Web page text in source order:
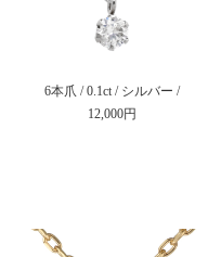
6本爪 / 0.1ct / シルバー /
12,000円